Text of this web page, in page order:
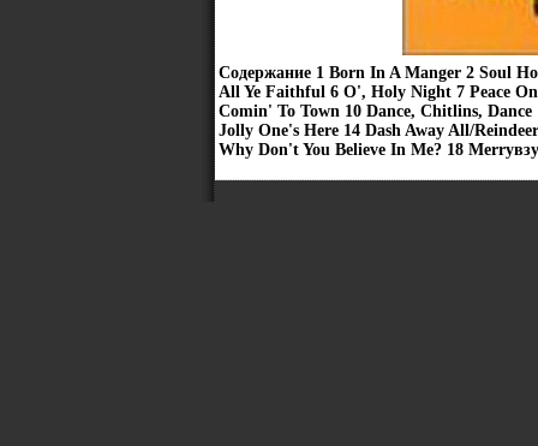
Содержание 1 Born In A Manger 2 Soul
All Ye Faithful 6 O', Holy Night 7 Peace
Comin' To Town 10 Dance, Chitlins,
Jolly One's Here 14 Dash Away All/
Why Don't You Believe In Me? 18